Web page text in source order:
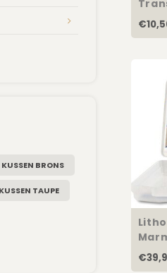
KUSSEN BRONS
KUSSEN TAUPE